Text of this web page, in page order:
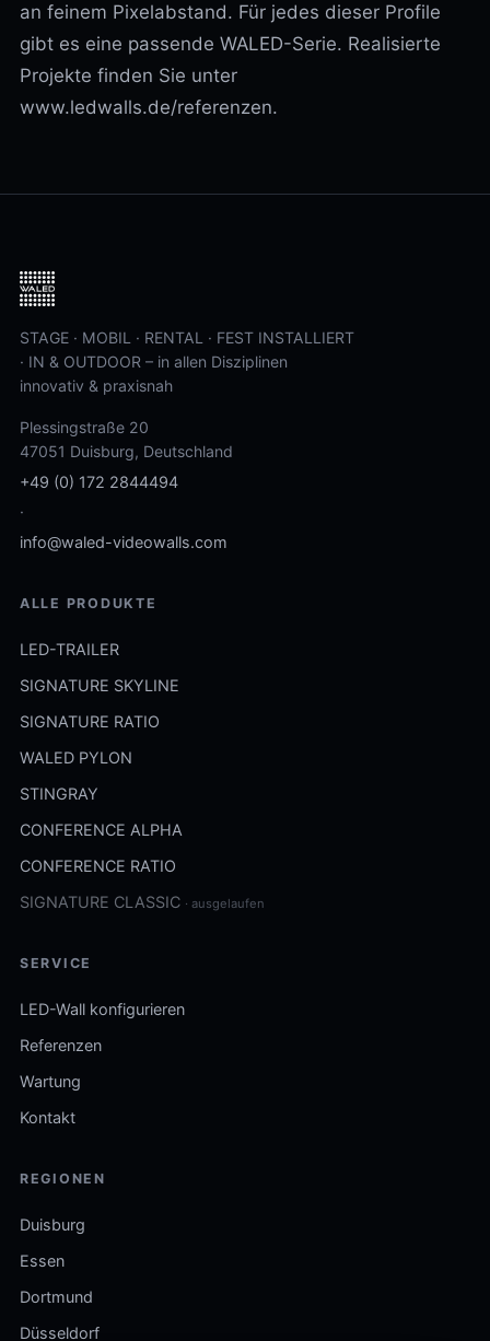
an feinem Pixelabstand. Für jedes dieser Profile
gibt es eine passende WALED-Serie. Realisierte
Projekte finden Sie unter
www.ledwalls.de/referenzen.
STAGE · MOBIL · RENTAL · FEST INSTALLIERT
· IN & OUTDOOR – in allen Disziplinen
innovativ & praxisnah
Plessingstraße 20
47051 Duisburg, Deutschland
+49 (0) 172 2844494
·
info@waled-videowalls.com
ALLE PRODUKTE
LED-TRAILER
SIGNATURE SKYLINE
SIGNATURE RATIO
WALED PYLON
STINGRAY
CONFERENCE ALPHA
CONFERENCE RATIO
SIGNATURE CLASSIC · ausgelaufen
SERVICE
LED-Wall konfigurieren
Referenzen
Wartung
Kontakt
REGIONEN
Duisburg
Essen
Dortmund
Düsseldorf